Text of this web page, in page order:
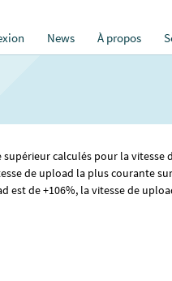
News À propos
calculés pour la vitesse
de upload la plus courante
est de +106%, la vitesse de